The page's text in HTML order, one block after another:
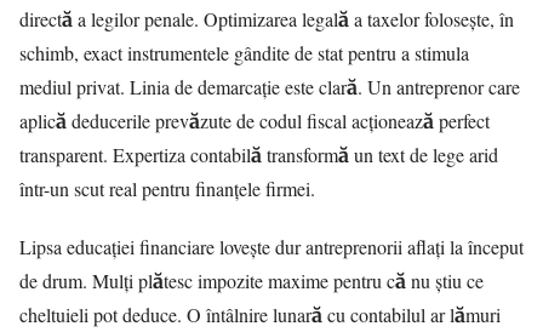
directă a legilor penale. Optimizarea legală a taxelor folosește, în
schimb, exact instrumentele gândite de stat pentru a stimula
mediul privat. Linia de demarcație este clară. Un antreprenor care
aplică deducerile prevăzute de codul fiscal acționează perfect
transparent. Expertiza contabilă transformă un text de lege arid
într-un scut real pentru finanțele firmei.
Lipsa educației financiare lovește dur antreprenorii aflați la început
de drum. Mulți plătesc impozite maxime pentru că nu știu ce
cheltuieli pot deduce. O întâlnire lunară cu contabilul ar lămuri